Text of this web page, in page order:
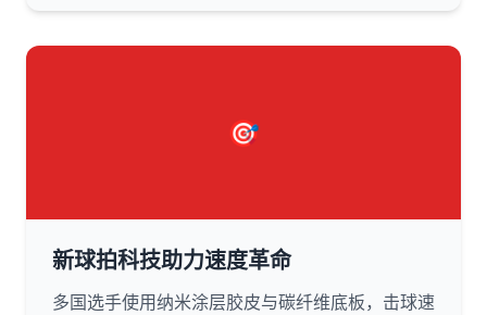
🎯
新球拍科技助力速度革命
多国选手使用纳米涂层胶皮与碳纤维底板，击球速